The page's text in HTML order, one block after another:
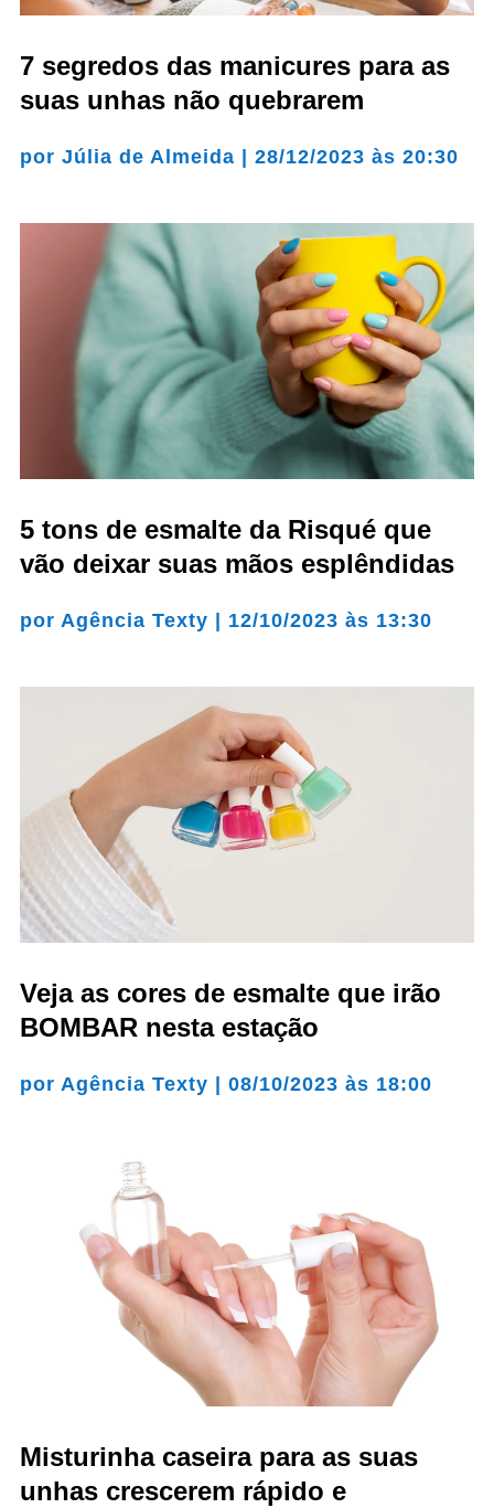
7 segredos das manicures para as
suas unhas não quebrarem
por Júlia de Almeida 28/12/2023 às 20:30
5 tons de esmalte da Risqué que
vão deixar suas mãos esplêndidas
por Agência Texty | 12/10/2023 às 13:30
Veja as cores de esmalte que irão
BOMBAR nesta estação
por Agência Texty | 08/10/2023 às 18:00
Misturinha caseira para as suas
unhas crescerem rápido e